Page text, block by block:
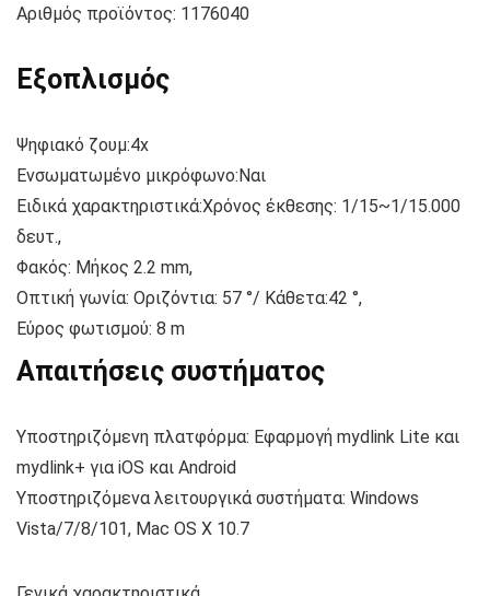
Αριθμός προϊόντος: 1176040
Εξοπλισμός
Ψηφιακό ζουμ:4x
Ενσωματωμένο μικρόφωνο:Ναι
Ειδικά χαρακτηριστικά:Χρόνος έκθεσης: 1/15~1/15.000
δευτ.,
Φακός: Μήκος 2.2 mm,
Οπτική γωνία: Οριζόντια: 57 °/ Κάθετα:42 °,
Εύρος φωτισμού: 8 m
Απαιτήσεις συστήματος
Υποστηριζόμενη πλατφόρμα: Εφαρμογή mydlink Lite και
mydlink+ για iOS και Android
Υποστηριζόμενα λειτουργικά συστήματα: Windows
Vista/7/8/101, Mac OS X 10.7